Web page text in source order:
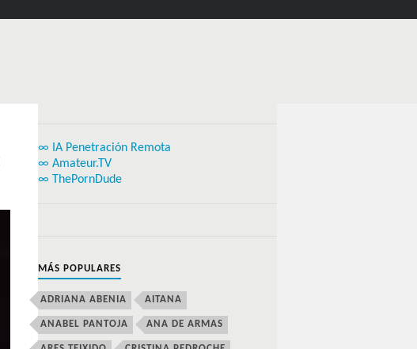
∞ IA Penetración Remota
∞ Amateur.TV
∞ ThePornDude
MÁS POPULARES
ADRIANA ABENIA AITANA
ANABEL PANTOJA ANA DE ARMAS